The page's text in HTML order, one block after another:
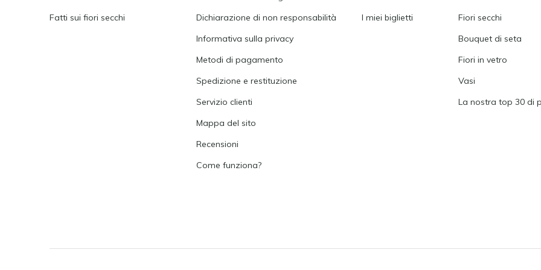
Fatti sui fiori secchi
Dichiarazione di non responsabilità
Informativa sulla privacy
Metodi di pagamento
Spedizione e restituzione
Servizio clienti
Mappa del sito
Recensioni
Come funziona?
I miei biglietti
Fiori secchi
Bouquet di seta
Fiori in vetro
Vasi
La nostra top 30 di